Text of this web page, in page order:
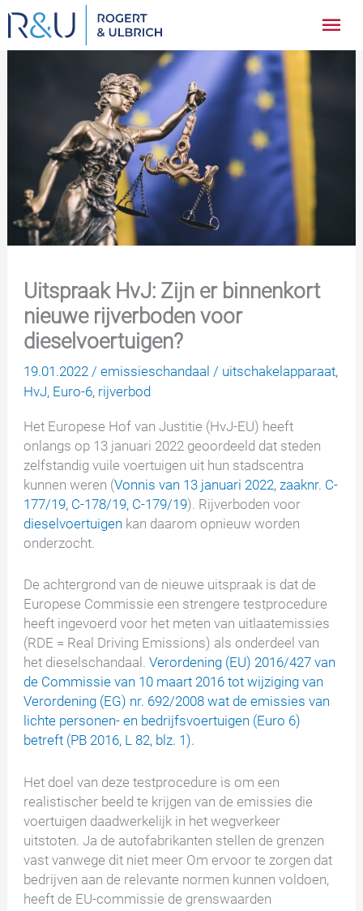
Ga
naar
inhoud
Uitspraak HvJ: Zijn er binnenkort
nieuwe rijverboden voor
dieselvoertuigen?
19.01.2022/emissieschandaal / uitschakelapparaat,
HvJ, Euro-6, rijverbod
Het Europese Hof van Justitie (HvJ-EU) heeft
onlangs op 13 januari 2022 geoordeeld dat steden
zelfstandig vuile voertuigen uit hun stadscentra
kunnen weren (Vonnis van 13 januari 2022, zaaknr. C-
177/19, C-178/19, C-179/19). Rijverboden voor
dieselvoertuigen kan daarom opnieuw worden
onderzocht.
De achtergrond van de nieuwe uitspraak is dat de
Europese Commissie een strengere testprocedure
heeft ingevoerd voor het meten van uitlaatemissies
(RDE = Real Driving Emissions) als onderdeel van
het dieselschandaal.Verordening (EU) 2016/427 van
de Commissie van 10 maart 2016 tot wijziging van
Verordening (EG) nr. 692/2008 wat de emissies van
lichte personen- en bedrijfsvoertuigen (Euro 6)
betreft (PB 2016, L 82, blz. 1).
Het doel van deze testprocedure is om een
realistischer beeld te krijgen van de emissies die
voertuigen daadwerkelijk in het wegverkeer
uitstoten.Ja de autofabrikanten stellen de grenzen
vastvanwege dit niet meer Om ervoor te zorgen dat
bedrijven aan de relevante normen kunnen voldoen,
heeft de EU-commissie de grenswaarden